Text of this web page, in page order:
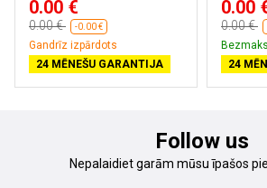
0.00 €
0.00 € -0.00 €
Gandrīz izpārdots
24 MĒNEŠU GARANTIJA
0.00
0.00 €
24
Follow us
Nepalaidiet garām mūsu īpašos